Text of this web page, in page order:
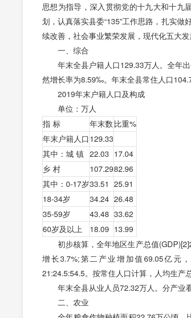
思想为指导，深入贯彻党的十九大和十九
划，认真落实县委“135”工作思路，扎实做
续改善，社会事业繁荣发展，现代化五大发
一、综合
年末全县户籍人口129.33万人。全年出
然增长率为8.59‰。年末全县常住人口
2019年末户籍人口及构成
单位：万人
指 标
年末数比重%
年末户籍人口129.33
其中：城 镇 22.03 17.04
乡 村
107.2982.96
其中：0-17岁33.51 25.91
18-34岁
34.24 26.48
35-59岁
43.48 33.62
60岁及以上
18.09 13.99
初步核算，全年地区生产总值
增长3.7%;第二产业增加值69.05亿元
21:24.5:54.5。按常住人口计算，人均生产
年末全县从业人员72.32万人。分产业看
二、农业